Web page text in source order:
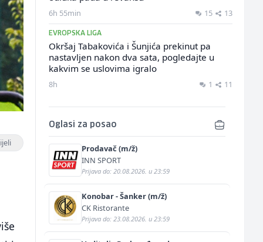
6h 55min 15 13
EVROPSKA LIGA
Okršaj Tabakovića i Šunjića prekinut pa
nastavljen nakon dva sata, pogledajte u
kakvim se uslovima igralo
8h 1 11
Oglasi za posao
Prodavač (m/ž)
INN SPORT
Prijava do: 20.08.2026. u 23:59
Konobar - Šanker (m/ž)
CK Ristorante
Prijava do: 23.08.2026. u 23:59